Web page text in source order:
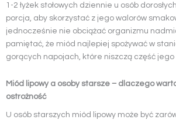
1-2 łyżek stołowych dziennie u osób
porcja, aby skorzystać z jego walorów
jednocześnie nie obciążać organizmu
pamiętać, że miód najlepiej spożywać w
gorących napojach, które niszczą część jego
Miód lipowy a osoby starsze – dlaczego
ostrożność
U osób starszych miód lipowy może być